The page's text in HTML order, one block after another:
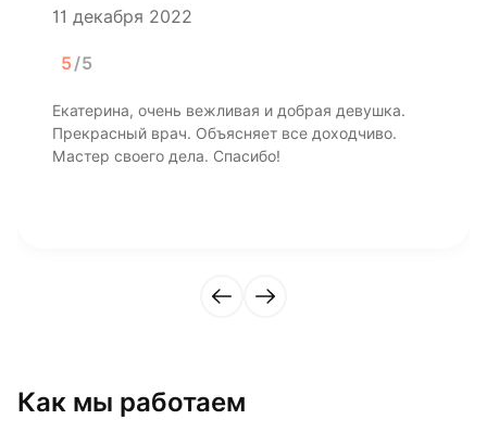
11 декабря 2022
5/5
Екатерина, очень вежливая и добрая девушка.
Прекрасный врач. Объясняет все доходчиво.
Мастер своего дела. Спасибо!
Как мы работаем